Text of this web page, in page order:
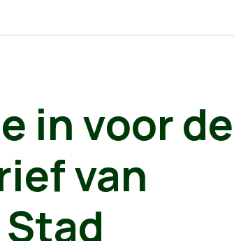
in voor de
van